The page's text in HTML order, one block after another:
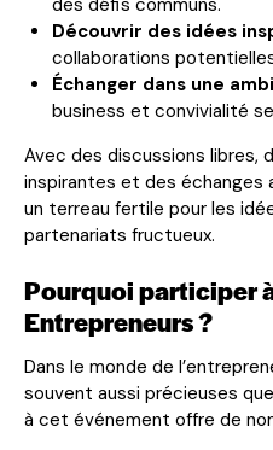
Découvrir des idées
collaborations
Échanger dans une
business et convivialité
Avec des discussions libres,
inspirantes et des
un terreau fertile pour les
partenariats fructueux.
Pourquoi participer
Entrepreneurs ?
Dans le monde de
souvent aussi précieuses
à cet événement offre de